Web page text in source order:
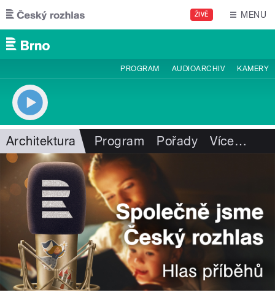
Přejít k hlavnímu obsahu
ŽIVĚ MENU
PROGRAM AUDIOARCHIV KAMERY
Architektura Program Pořady Více…